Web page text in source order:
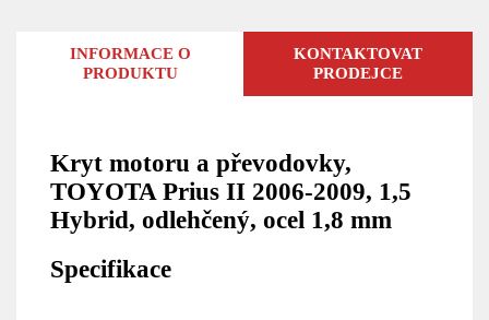
INFORMACE O
PRODUKTU
KONTAKTOVAT
PRODEJCE
Kryt motoru a převodovky,
TOYOTA Prius II 2006-2009, 1,5
Hybrid, odlehčený, ocel 1,8 mm
Specifikace